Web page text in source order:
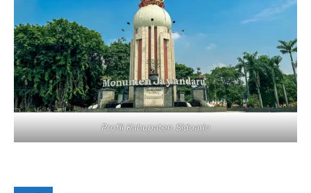
Profil Kabupaten Sidoarjo